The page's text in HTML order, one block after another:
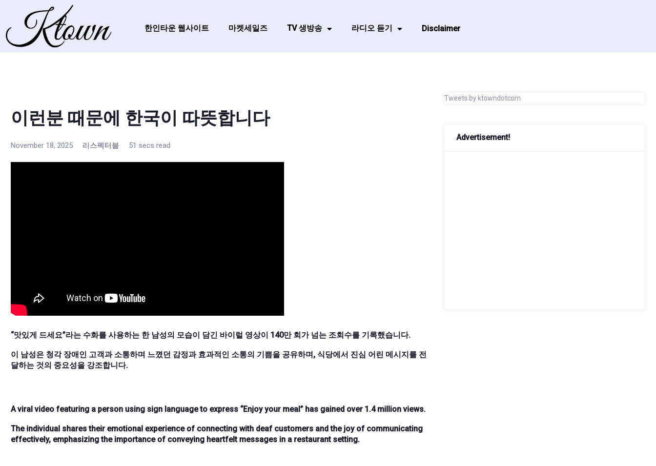
한인타운 웹사이트 마켓세일즈 TV 생방송 라디오 듣기 Disclaimer
이런분 때문에 한국이 따뜻합니다
November 18, 2025 리스펙터블 51 secs read
“맛있게 드세요”라는 수화를 사용하는 한 남성의 모습이 담긴 바이럴 영상이 140만 회가 넘는 조회수를 기록했습니다.
이 남성은 청각 장애인 고객과 소통하며 느꼈던 감정과 효과적인 소통의 기쁨을 공유하며, 식당에서 진심 어린 메시지를 전
달하는 것의 중요성을 강조합니다.
A viral video featuring a person using sign language to express “Enjoy your meal” has gained over 1.4 million views.
The individual shares their emotional experience of connecting with deaf customers and the joy of communicating
effectively, emphasizing the importance of conveying heartfelt messages in a restaurant setting.
Tweets by ktowndotcom
Advertisement!